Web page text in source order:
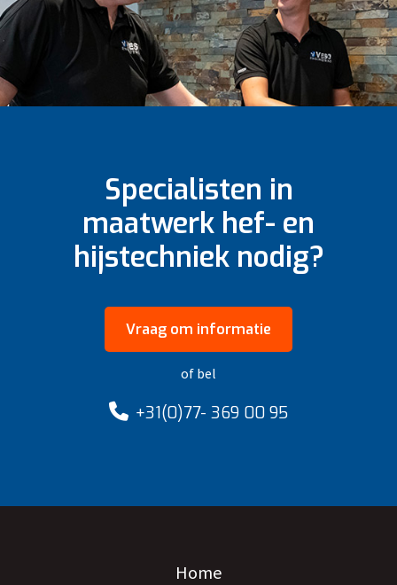
Specialisten in
maatwerk hef- en
hijstechniek nodig?
Vraag om informatie
of bel
+31(0)77- 369 00 95
Home